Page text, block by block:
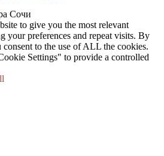
Сочи
to give you the most relevant
your preferences and repeat visits. By
to the use of ALL the cookies.
Settings" to provide a controlled